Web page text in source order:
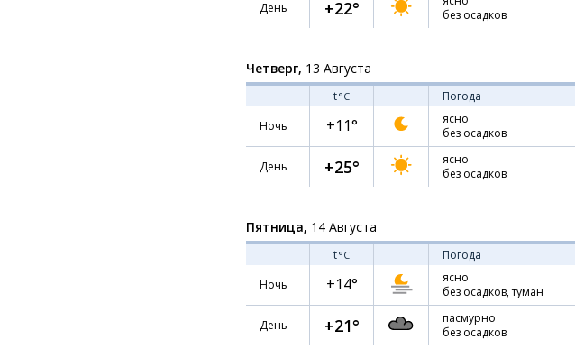
День +22°
без осадков
Четверг, 13 Августа
t°C Погода
Ночь
+11°
ясно
без осадков
День +25°
ясно
без осадков
Пятница, 14 Августа
t°C Погода
Ночь
+14°
ясно
без осадков, туман
День +21°
пасмурно
без осадков